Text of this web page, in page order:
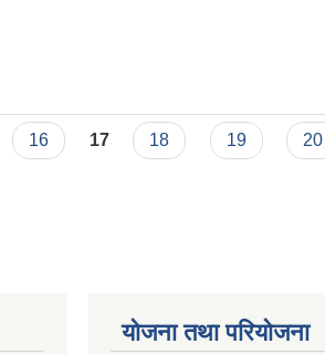
16 17 18 19 20
योजना तथा परियोजना